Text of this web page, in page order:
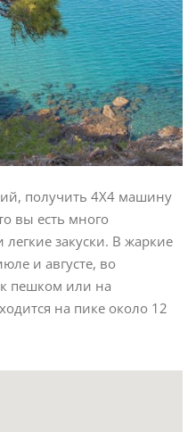
получить 4X4 машину
вы есть много
легкие закуски. В жаркие
и августе, во
пешком или на
на пике около 12